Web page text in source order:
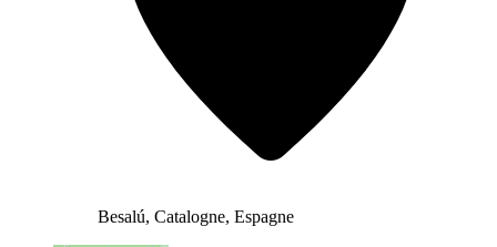
Besalú, Catalogne, Espagne